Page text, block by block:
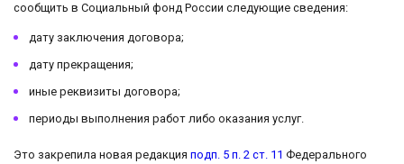
сообщить в Социальный фонд России следующие сведения:
дату заключения договора;
дату прекращения;
иные реквизиты договора;
периоды выполнения работ либо оказания услуг.
Это закрепила новая редакция подп. 5 п. 2 ст. 11 Федерального